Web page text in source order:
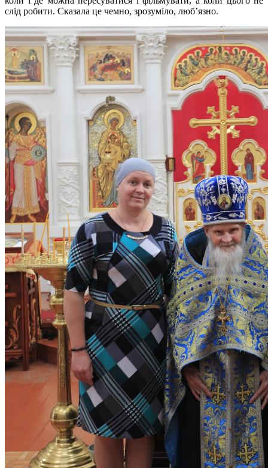
слід робити. Сказала це чемно, зрозуміло, люб’язно.